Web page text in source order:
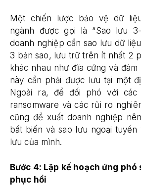
Một chiến lược bảo vệ dữ
ngành được gọi là “Sao lưu
doanh nghiệp cần sao lưu dữ
3 bản sao, lưu trữ trên ít nhất 2
khác nhau như đĩa cứng và đám
này cần phải được lưu tại một
Ngoài ra, để đối phó với
ransomware và các rủi ro
cũng đề xuất doanh nghiệp
bất biến và sao lưu ngoại tuyến
lưu của mình.
Bước 4: Lập kế hoạch ứng
phục hồi